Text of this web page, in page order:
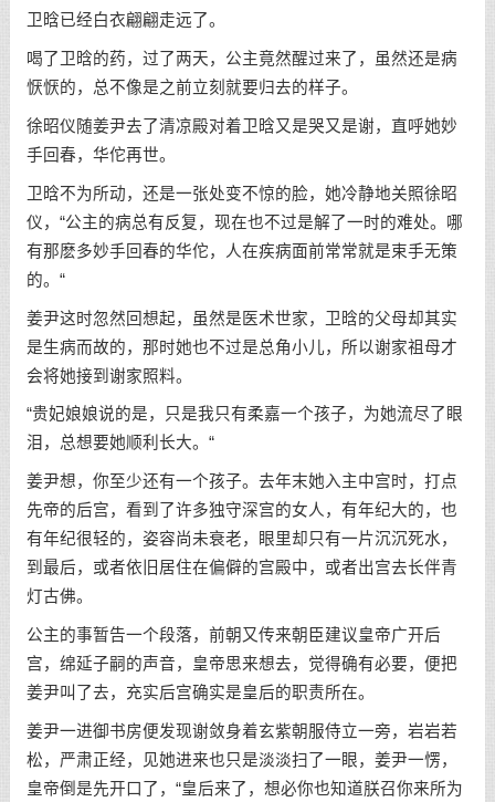
卫晗已经白衣翩翩走远了。
喝了卫晗的药，过了两天，公主竟然醒过来了，虽然还是病
恹恹的，总不像是之前立刻就要归去的样子。
徐昭仪随姜尹去了清凉殿对着卫晗又是哭又是谢，直呼她妙
手回春，华佗再世。
卫晗不为所动，还是一张处变不惊的脸，她冷静地关照徐昭
仪，“公主的病总有反复，现在也不过是解了一时的难处。哪
有那麽多妙手回春的华佗，人在疾病面前常常就是束手无策
的。“
姜尹这时忽然回想起，虽然是医术世家，卫晗的父母却其实
是生病而故的，那时她也不过是总角小儿，所以谢家祖母才
会将她接到谢家照料。
“贵妃娘娘说的是，只是我只有柔嘉一个孩子，为她流尽了眼
泪，总想要她顺利长大。“
姜尹想，你至少还有一个孩子。去年末她入主中宫时，打点
先帝的后宫，看到了许多独守深宫的女人，有年纪大的，也
有年纪很轻的，姿容尚未衰老，眼里却只有一片沉沉死水，
到最后，或者依旧居住在偏僻的宫殿中，或者出宫去长伴青
灯古佛。
公主的事暂告一个段落，前朝又传来朝臣建议皇帝广开后
宫，绵延子嗣的声音，皇帝思来想去，觉得确有必要，便把
姜尹叫了去，充实后宫确实是皇后的职责所在。
姜尹一进御书房便发现谢敛身着玄紫朝服侍立一旁，岩岩若
松，严肃正经，见她进来也只是淡淡扫了一眼，姜尹一愣，
皇帝倒是先开口了，“皇后来了，想必你也知道朕召你来所为